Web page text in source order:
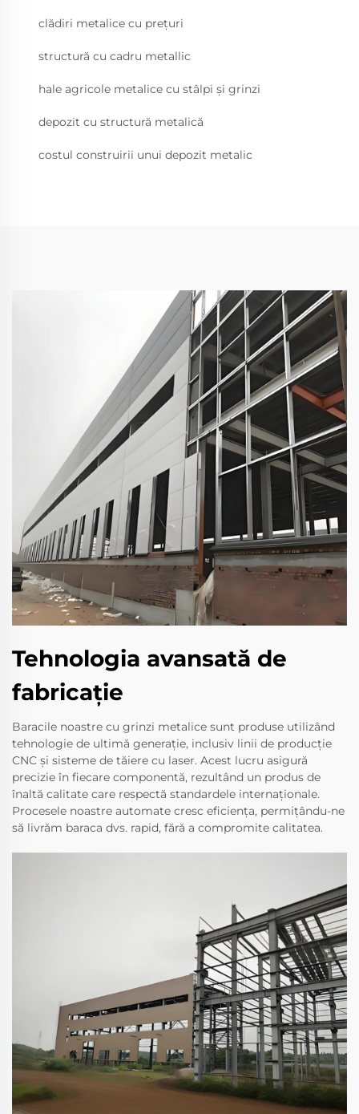
clădiri metalice cu prețuri
structură cu cadru metallic
hale agricole metalice cu stâlpi și grinzi
depozit cu structură metalică
costul construirii unui depozit metalic
Tehnologia avansată de
fabricaţie
Baracile noastre cu grinzi metalice sunt produse utilizând
tehnologie de ultimă generație, inclusiv linii de producție
CNC și sisteme de tăiere cu laser. Acest lucru asigură
precizie în fiecare componentă, rezultând un produs de
înaltă calitate care respectă standardele internaționale.
Procesele noastre automate cresc eficiența, permițându-ne
să livrăm baraca dvs. rapid, fără a compromite calitatea.